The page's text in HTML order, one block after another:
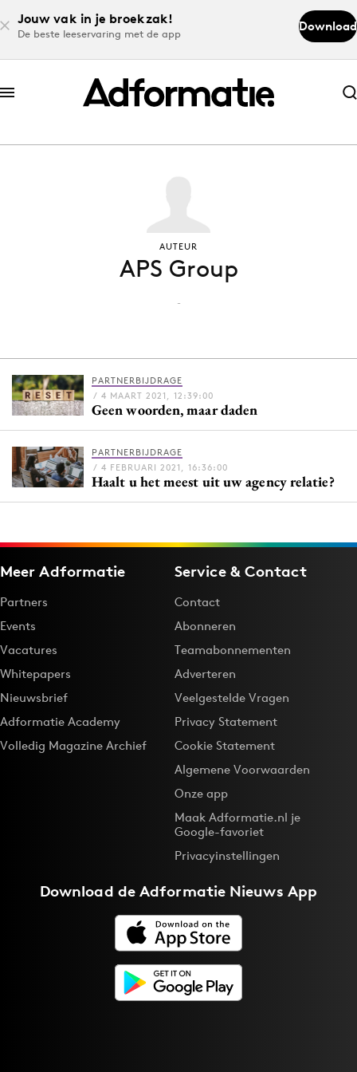
Jouw vak in je broekzak!
De beste leeservaring met de app
Download
Abonneer nu
Abonneer nu
Download de app
Volg het laatste nieuws via de Adformatie
Menu
Home
9 sept: GenAI-training
12 nov: MarketingLive!
Events
Opleidingen
Vacatures
Academy
Partners
Topics
Artificial Intelligence
Bureaus
Campagnes
Digital transformation
AUTEUR
APS Group
-
PARTNERBIJDRAGE
/ 4 MAART 2021, 12:39:00
Geen woorden, maar daden
PARTNERBIJDRAGE
/ 4 FEBRUARI 2021, 16:36:00
Haalt u het meest uit uw agency relatie?
Meer Adformatie
Partners
Events
Vacatures
Whitepapers
Nieuwsbrief
Adformatie Academy
Volledig Magazine Archief
Service & Contact
Contact
Abonneren
Teamabonnementen
Adverteren
Veelgestelde Vragen
Privacy Statement
Cookie Statement
Algemene Voorwaarden
Onze app
Maak Adformatie.nl je
Google-favoriet
Privacyinstellingen
Download deAdformatie Nieuws App